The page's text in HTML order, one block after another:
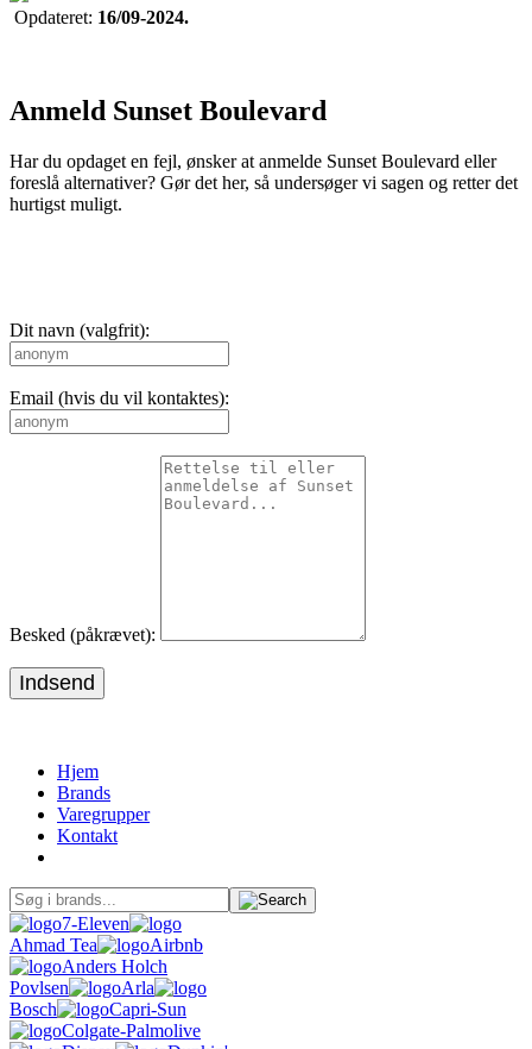
Opdateret: 16/09-2024.
Anmeld Sunset Boulevard
Har du opdaget en fejl, ønsker at anmelde Sunset Boulevard eller
foreslå alternativer? Gør det her, så undersøger vi sagen og retter det
hurtigst muligt.
Dit navn (valgfrit):
Email (hvis du vil kontaktes):
Besked (påkrævet):
Indsend
Hjem
Brands
Varegrupper
Kontakt
7-Eleven
Ahmad Tea
Airbnb
Anders Holch
Povlsen
Arla
Bosch
Capri-Sun
Colgate-Palmolive